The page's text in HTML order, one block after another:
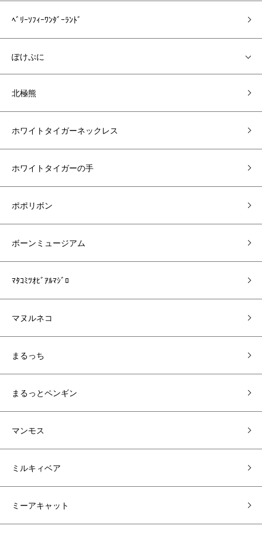
ﾍﾞﾘｰｿﾌｨｰﾜﾝﾀﾞｰﾗﾝﾄﾞ
ぽけぷに
北極熊
ホワイトタイガーネックレス
ホワイトタイガーの手
ポポリボン
ボーンミュージアム
ﾏﾀｺﾐﾂｵﾋﾞｱﾙﾏｼﾞﾛ
マヌルネコ
まるっち
まるっとペンギン
マンモス
ミルキィベア
ミーアキャット